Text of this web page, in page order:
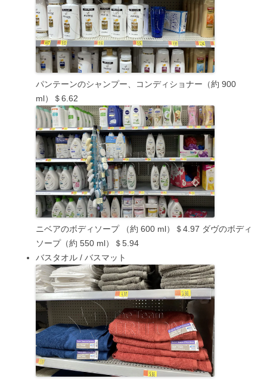
パンテーンのシャンプー、コンディショナー（約 900
ml）＄6.62
ニベアのボディソープ （約 600 ml）＄4.97 ダヴのボディ
ソープ（約 550 ml）＄5.94
バスタオル / バスマット